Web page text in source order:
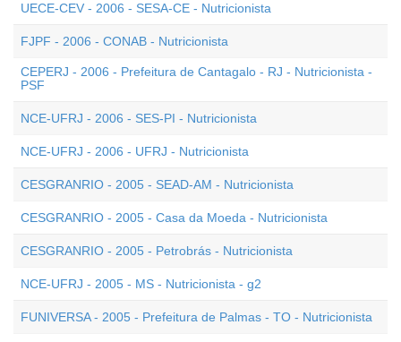
UECE-CEV - 2006 - SESA-CE - Nutricionista
FJPF - 2006 - CONAB - Nutricionista
CEPERJ - 2006 - Prefeitura de Cantagalo - RJ - Nutricionista -
PSF
NCE-UFRJ - 2006 - SES-PI - Nutricionista
NCE-UFRJ - 2006 - UFRJ - Nutricionista
CESGRANRIO - 2005 - SEAD-AM - Nutricionista
CESGRANRIO - 2005 - Casa da Moeda - Nutricionista
CESGRANRIO - 2005 - Petrobrás - Nutricionista
NCE-UFRJ - 2005 - MS - Nutricionista - g2
FUNIVERSA - 2005 - Prefeitura de Palmas - TO - Nutricionista